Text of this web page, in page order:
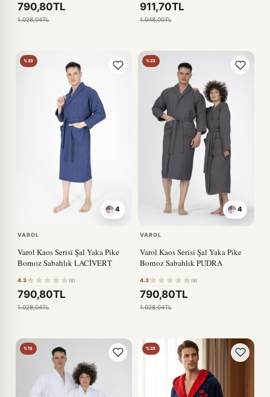
790,80TL
1.028,04TL
911,70TL
1.048,00TL
%23
4
PUDRA
VAROL
Varol Kaos Serisi Şal Yaka Pike
Bornoz Sabahlık LACİVERT
4.3 (8)
790,80TL
1.028,04TL
%23
4
PUDRA
VAROL
Varol Kaos Serisi Şal Yaka Pike
Bornoz Sabahlık PUDRA
4.3 (8)
790,80TL
1.028,04TL
%13 %23